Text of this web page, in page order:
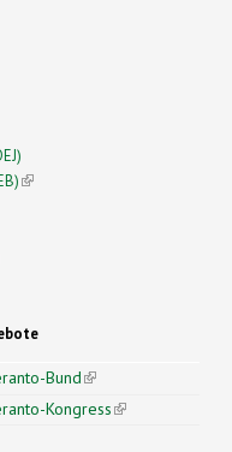
(link is external)
Bund(link is
external)
Kongress(link is
external)